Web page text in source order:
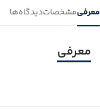
معرفیمشخصاتدیدگاه‌ها
معرفی